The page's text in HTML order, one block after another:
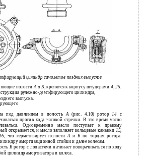
цилиндр самолетов поздних выпусков
полостиА и Б,крепятся к корпусу штуцерами 4, 25.
рулежно-демпфирующего цилиндра,
выпуска.
под давлением в полостьА(рис. 4.10) ротор14 с
против хода часовой стрелки. В это время масло
Одновременно масло поступает к правому
открывается, и масло заполняет кольцевые канавки 15,
что герметизирует полостиАиБпо торцам ротора.
амортизационной стойки и далее колесам.
Бротор с лопастями начинает поворачиваться по ходу
цилиндр амортизатора и колеса.